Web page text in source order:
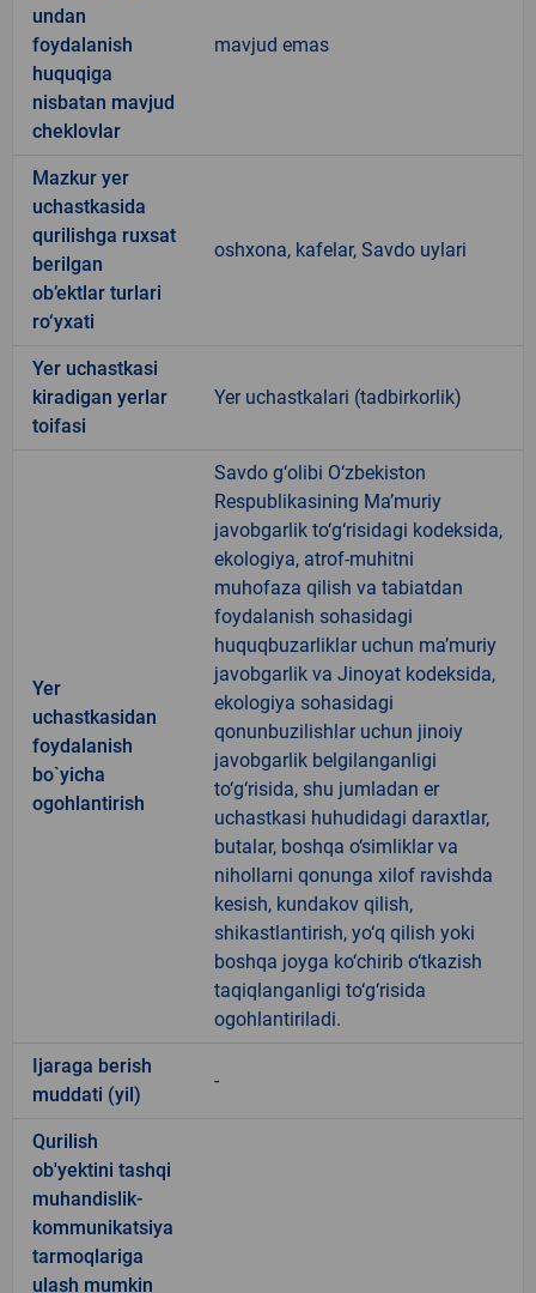
undan
foydalanish
huquqiga
nisbatan mavjud
cheklovlar
mavjud emas
Mazkur yer
uchastkasida
qurilishga ruxsat
berilgan
ob’ektlar turlari
ro‘yxati
oshxona, kafelar, Savdo uylari
Yer uchastkasi
kiradigan yerlar
toifasi
Yer uchastkalari (tadbirkorlik)
Yer
uchastkasidan
foydalanish
bo`yicha
ogohlantirish
Savdo g‘olibi O‘zbekiston
Respublikasining Ma’muriy
javobgarlik to‘g‘risidagi kodeksida,
ekologiya, atrof-muhitni
muhofaza qilish va tabiatdan
foydalanish sohasidagi
huquqbuzarliklar uchun ma’muriy
javobgarlik va Jinoyat kodeksida,
ekologiya sohasidagi
qonunbuzilishlar uchun jinoiy
javobgarlik belgilanganligi
to‘g‘risida, shu jumladan er
uchastkasi huhudidagi daraxtlar,
butalar, boshqa o‘simliklar va
nihollarni qonunga xilof ravishda
kesish, kundakov qilish,
shikastlantirish, yo‘q qilish yoki
boshqa joyga ko‘chirib o‘tkazish
taqiqlanganligi to‘g‘risida
ogohlantiriladi.
Ijaraga berish
muddati (yil)
-
Qurilish
ob'yektini tashqi
muhandislik-
kommunikatsiya
tarmoqlariga
ulash mumkin